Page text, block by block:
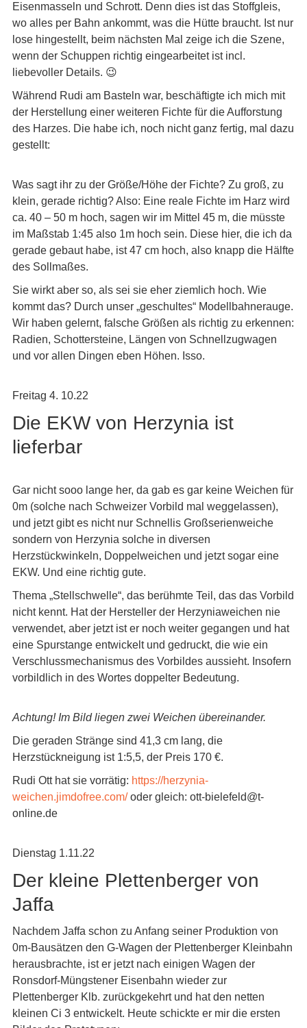
Eisenmasseln und Schrott. Denn dies ist das Stoffgleis,
wo alles per Bahn ankommt, was die Hütte braucht. Ist nur
lose hingestellt, beim nächsten Mal zeige ich die Szene,
wenn der Schuppen richtig eingearbeitet ist incl.
liebevoller Details. 😉
Während Rudi am Basteln war, beschäftigte ich mich mit
der Herstellung einer weiteren Fichte für die Aufforstung
des Harzes. Die habe ich, noch nicht ganz fertig, mal dazu
gestellt:
Was sagt ihr zu der Größe/Höhe der Fichte? Zu groß, zu
klein, gerade richtig? Also: Eine reale Fichte im Harz wird
ca. 40 – 50 m hoch, sagen wir im Mittel 45 m, die müsste
im Maßstab 1:45 also 1m hoch sein. Diese hier, die ich da
gerade gebaut habe, ist 47 cm hoch, also knapp die Hälfte
des Sollmaßes.
Sie wirkt aber so, als sei sie eher ziemlich hoch. Wie
kommt das? Durch unser „geschultes“ Modellbahnerauge.
Wir haben gelernt, falsche Größen als richtig zu erkennen:
Radien, Schottersteine, Längen von Schnellzugwagen
und vor allen Dingen eben Höhen. Isso.
Freitag 4. 10.22
Die EKW von Herzynia ist
lieferbar
Gar nicht sooo lange her, da gab es gar keine Weichen für
0m (solche nach Schweizer Vorbild mal weggelassen),
und jetzt gibt es nicht nur Schnellis Großserienweiche
sondern von Herzynia solche in diversen
Herzstückwinkeln, Doppelweichen und jetzt sogar eine
EKW. Und eine richtig gute.
Thema „Stellschwelle“, das berühmte Teil, das das Vorbild
nicht kennt. Hat der Hersteller der Herzyniaweichen nie
verwendet, aber jetzt ist er noch weiter gegangen und hat
eine Spurstange entwickelt und gedruckt, die wie ein
Verschlussmechanismus des Vorbildes aussieht. Insofern
vorbildlich in des Wortes doppelter Bedeutung.
Achtung! Im Bild liegen zwei Weichen übereinander.
Die geraden Stränge sind 41,3 cm lang, die
Herzstückneigung ist 1:5,5, der Preis 170 €.
Rudi Ott hat sie vorrätig: https://herzynia-
weichen.jimdofree.com/oder gleich: ott-bielefeld@t-
online.de
Dienstag 1.11.22
Der kleine Plettenberger von
Jaffa
Nachdem Jaffa schon zu Anfang seiner Produktion von
0m-Bausätzen den G-Wagen der Plettenberger Kleinbahn
herausbrachte, ist er jetzt nach einigen Wagen der
Ronsdorf-Müngstener Eisenbahn wieder zur
Plettenberger Klb. zurückgekehrt und hat den netten
kleinen Ci 3 entwickelt. Heute schickte er mir die ersten